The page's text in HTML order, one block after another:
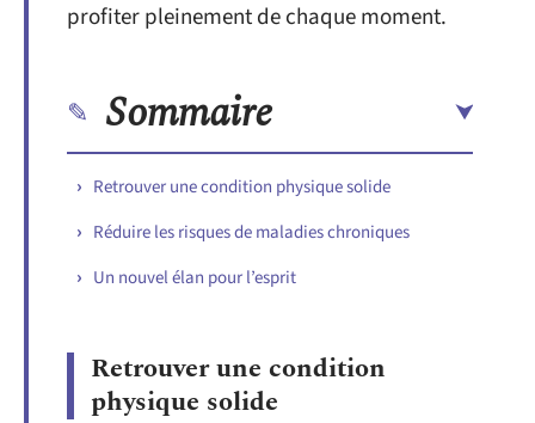
profiter pleinement de chaque moment.
Sommaire
Retrouver une condition physique solide
Réduire les risques de maladies chroniques
Un nouvel élan pour l’esprit
Retrouver une condition
physique solide